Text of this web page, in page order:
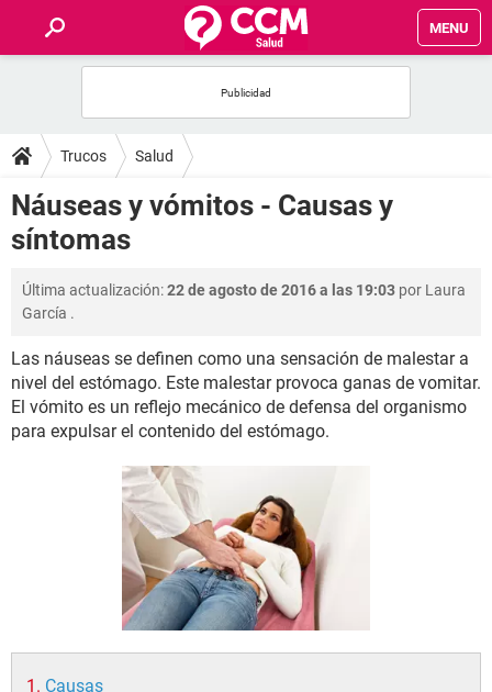
MENU
FOROS
SALUD
FAMILIA
NUTRICIÓN
BIENESTAR
SEXUALIDAD
Trucos Salud
Náuseas y vómitos - Causas y
síntomas
Última actualización:22 de agosto de 2016 a las 19:03 por Laura
García .
Las náuseas se definen como una sensación de malestar a
nivel del estómago. Este malestar provoca ganas de vomitar.
El vómito es un reflejo mecánico de defensa del organismo
para expulsar el contenido del estómago.
Causas